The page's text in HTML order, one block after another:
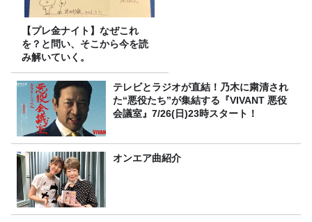
【プレ金ナイト】なぜこれ
を？と問い、そこから今を読
み解いていく。
テレビとラジオが直結！乃木に粛清され
た“悪役たち”が集結する『VIVANT 悪役
会議室』7/26(日)23時スタート！
オンエア曲紹介